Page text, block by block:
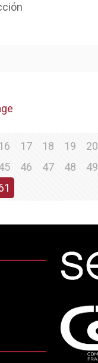
17 18 19 20
46 47 48 49